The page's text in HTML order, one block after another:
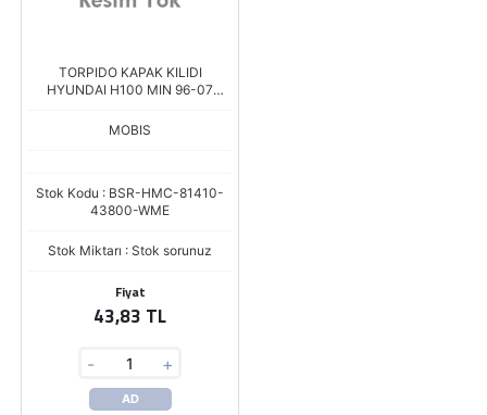
TORPIDO KAPAK KILIDI
HYUNDAI H100 MIN 96-07
MOBIS
Stok Kodu : BSR-HMC-81410-
43800-WME
Stok Miktarı : Stok sorunuz
Fiyat
43,83 TL
- +
AD